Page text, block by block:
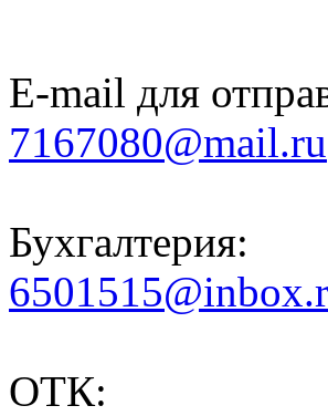
E-mail для
7167080@mail.ru
Бухгалтерия:
ОТК: